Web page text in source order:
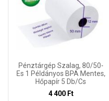
Pénztárgép Szalag, 80/50-
Es 1 Példányos BPA Mentes,
Hőpapír 5 Db/cs
4 400 Ft